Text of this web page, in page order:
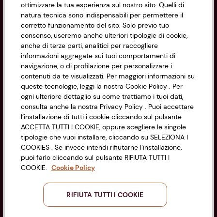
Privacy Policy
Cookie Policy
Impostazioni Cookie
Accessibilità
CONAD SOCIETÀ COOPERATIVA
Via Michelino, 59 | 40127 BOLOGNA
Codice Fiscale e Registro Imprese
di Bologna 00865960157
PARTITA IVA 03320960374
Servizio clienti
Seguici sui Social:
ottimizzare la tua esperienza sul nostro sito. Quelli di
natura tecnica sono indispensabili per permettere il
corretto funzionamento del sito. Solo previo tuo
consenso, useremo anche ulteriori tipologie di cookie,
anche di terze parti, analitici per raccogliere
informazioni aggregate sui tuoi comportamenti di
navigazione, o di profilazione per personalizzare i
contenuti da te visualizzati. Per maggiori informazioni su
queste tecnologie, leggi la nostra Cookie Policy . Per
ogni ulteriore dettaglio su come trattiamo i tuoi dati,
consulta anche la nostra Privacy Policy . Puoi accettare
l’installazione di tutti i cookie cliccando sul pulsante
ACCETTA TUTTI I COOKIE, oppure scegliere le singole
tipologie che vuoi installare, cliccando su SELEZIONA I
COOKIES . Se invece intendi rifiutarne l’installazione,
puoi farlo cliccando sul pulsante RIFIUTA TUTTI I
COOKIE. Cookie Policy
RIFIUTA TUTTI I COOKIE